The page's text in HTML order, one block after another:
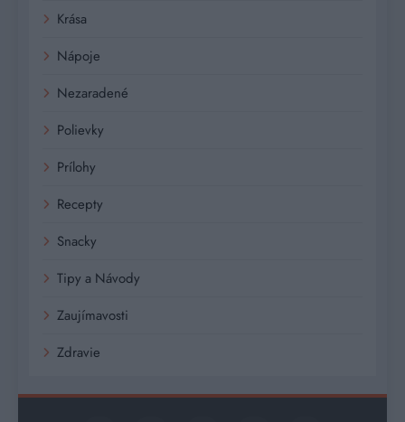
Krása
Nápoje
Nezaradené
Polievky
Prílohy
Recepty
Snacky
Tipy a Návody
Zaujímavosti
Zdravie